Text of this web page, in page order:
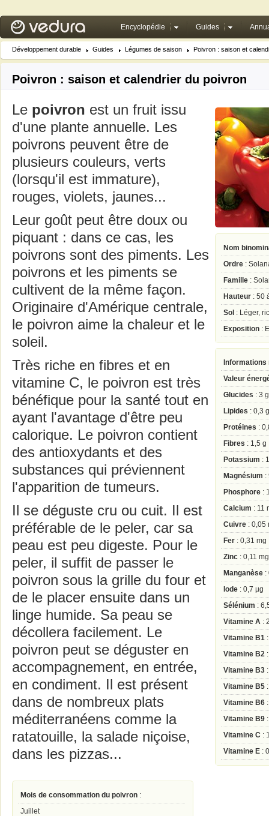
Encyclopédie Guides
Développement durable Guides Légumes de saison Poivron : saison et
Poivron : saison et calendrier du poivron
Nom
Ordre :
Famille :
Hauteur : 50
Sol : Léger,
Exposition :
Valeur
Glucides : 3 g
Lipides : 0,3 g
Protéines :
Fibres : 1,5 g
Potassium :
Magnésium :
Phosphore :
Calcium : 11
Cuivre : 0,05
Fer : 0,31 mg
Zinc : 0,11 mg
Manganèse :
Iode : 0,7 µg
Sélénium :
Vitamine A :
Vitamine B1
Vitamine B2
Vitamine B3
Vitamine B5
Vitamine B6
Vitamine B9
Vitamine C :
Vitamine E :
Le poivron est un fruit issu
d'une plante annuelle. Les
poivrons peuvent être de
plusieurs couleurs, verts
(lorsqu'il est immature),
rouges, violets, jaunes...
Leur goût peut être doux ou
piquant : dans ce cas, les
poivrons sont des piments. Les
poivrons et les piments se
cultivent de la même façon.
Originaire d'Amérique centrale,
le poivron aime la chaleur et le
soleil.
Très riche en fibres et en
vitamine C, le poivron est très
bénéfique pour la santé tout en
ayant l'avantage d'être peu
calorique. Le poivron contient
des antioxydants et des
substances qui préviennent
l'apparition de tumeurs.
Il se déguste cru ou cuit. Il est
préférable de le peler, car sa
peau est peu digeste. Pour le
peler, il suffit de passer le
poivron sous la grille du four et
de le placer ensuite dans un
linge humide. Sa peau se
décollera facilement. Le
poivron peut se déguster en
accompagnement, en entrée,
en condiment. Il est présent
dans de nombreux plats
méditerranéens comme la
ratatouille, la salade niçoise,
dans les pizzas...
Mois de consommation du poivron :
Juillet